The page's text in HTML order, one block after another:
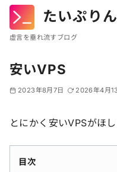
たいぷり
虚言を垂れ流すブログ
安いVPS
2023年8月7日 2026年4月
とにかく安いVPSがほ
目次